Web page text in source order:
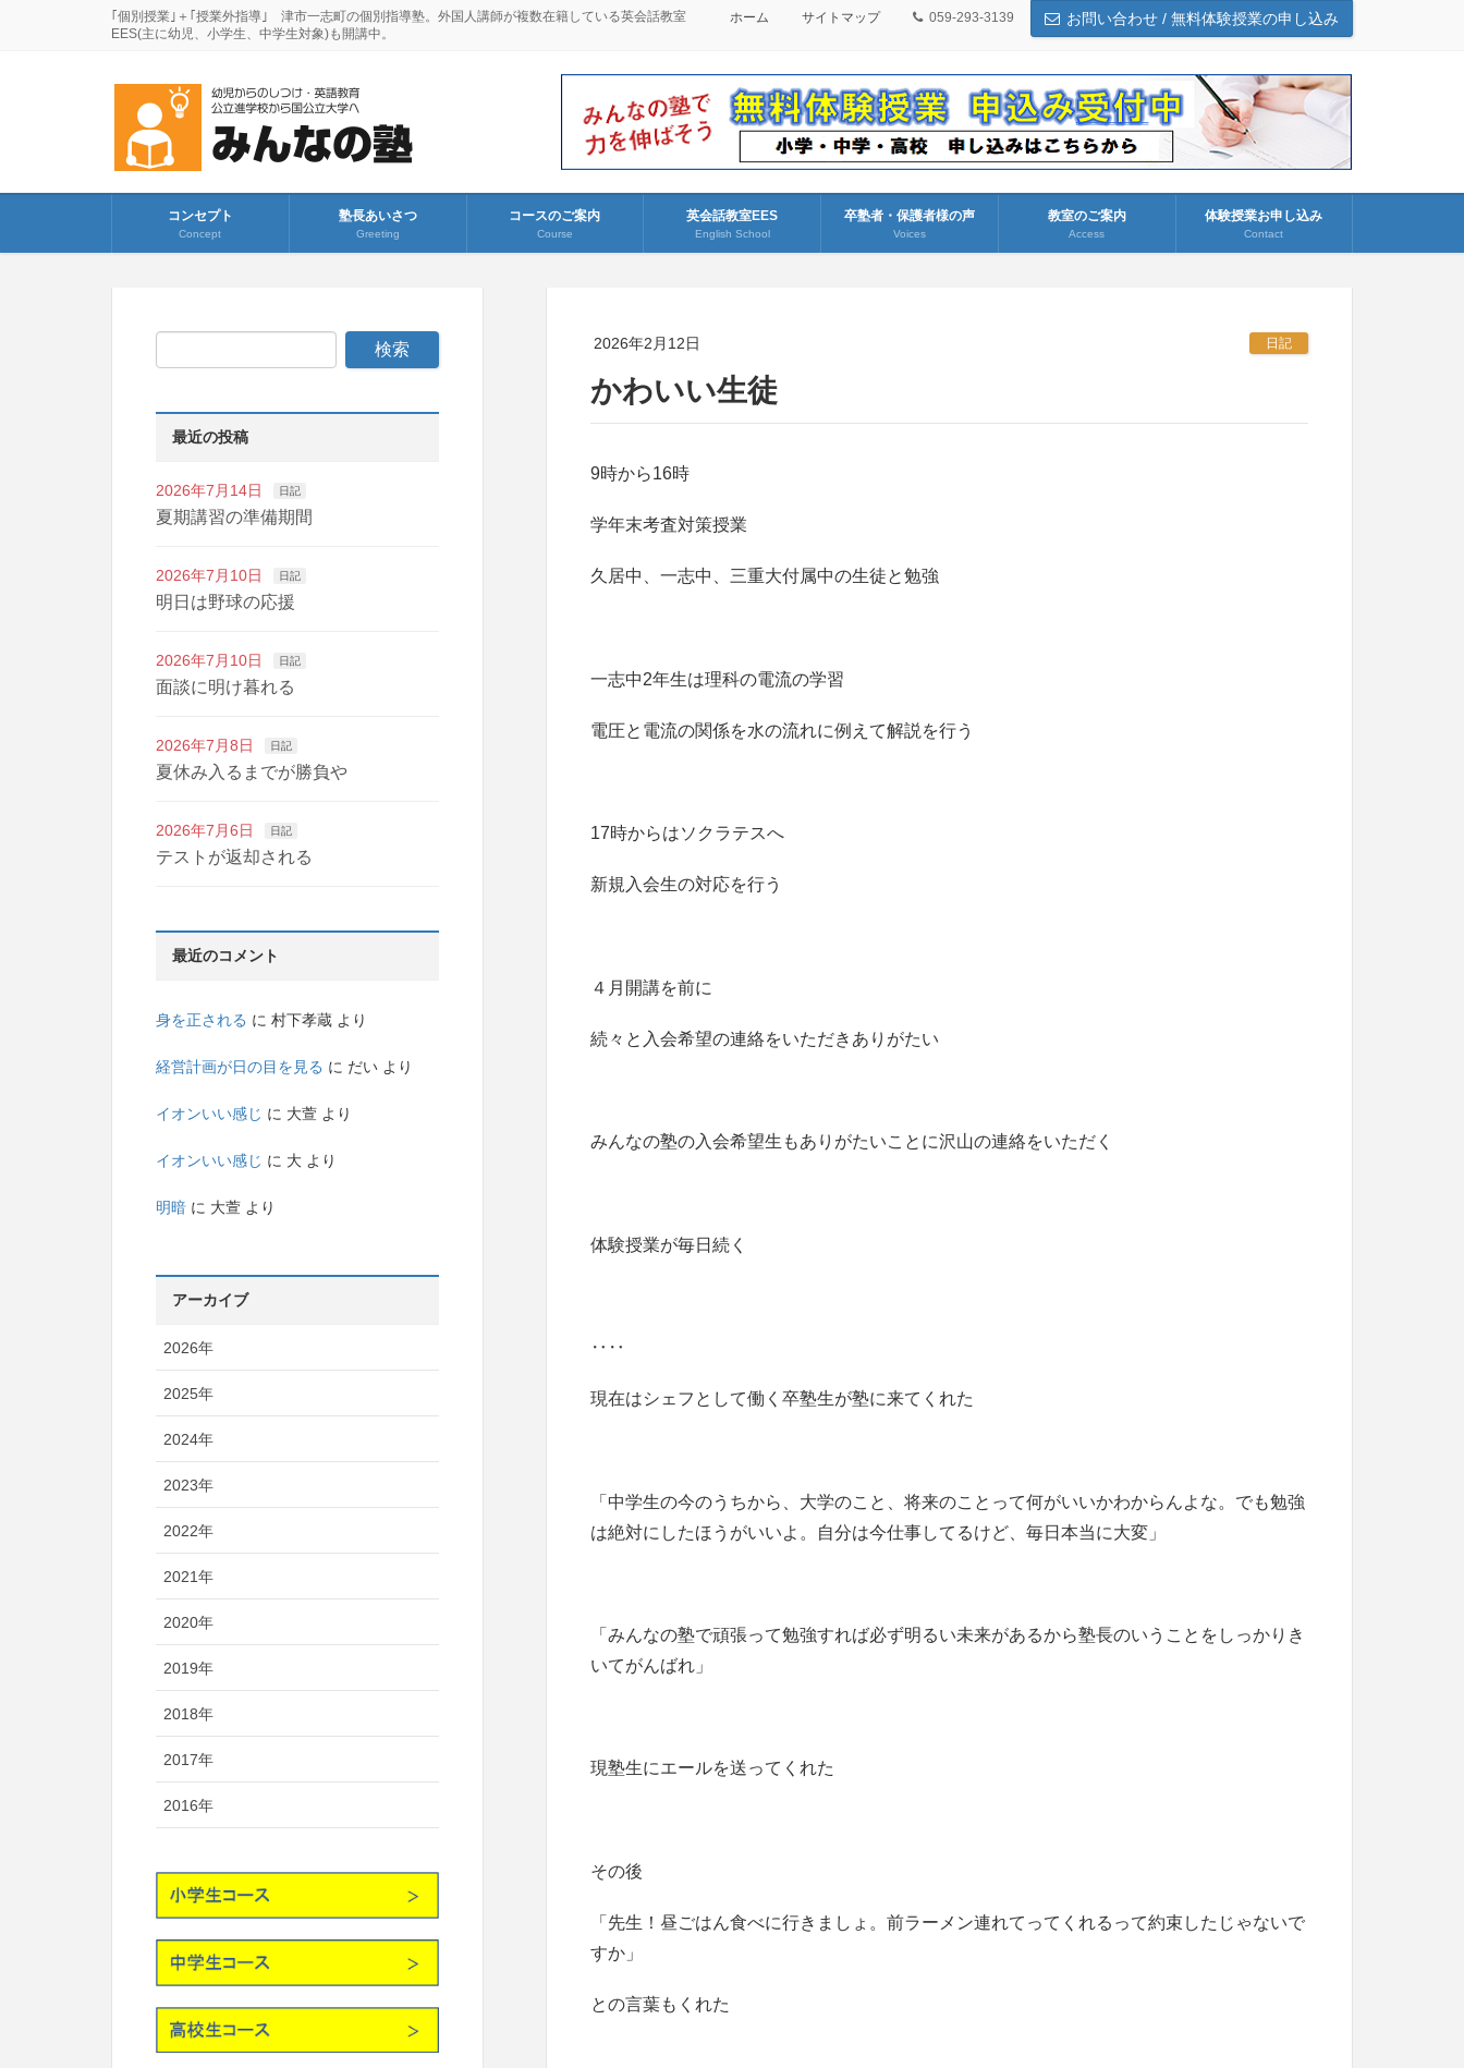
｢個別授業｣＋｢授業外指導｣ 津市一志町の個別指導塾。外国人講師が複数在籍している英会話教室
EES(主に幼児、小学生、中学生対象)も開講中。
ホーム サイトマップ 059-293-3139 お問い合わせ / 無料体験授業の申し込み
コンセプト
Concept
塾長あいさつ
Greeting
コースのご案内
Course
英会話教室EES
English School
卒塾者・保護者様の声
Voices
教室のご案内
Access
体験授業お申し込み
Contact
2026年2月12日 日記
かわいい生徒
9時から16時
学年末考査対策授業
久居中、一志中、三重大付属中の生徒と勉強
一志中2年生は理科の電流の学習
電圧と電流の関係を水の流れに例えて解説を行う
17時からはソクラテスへ
新規入会生の対応を行う
４月開講を前に
続々と入会希望の連絡をいただきありがたい
みんなの塾の入会希望生もありがたいことに沢山の連絡をいただく
体験授業が毎日続く
‥‥
現在はシェフとして働く卒塾生が塾に来てくれた
「中学生の今のうちから、大学のこと、将来のことって何がいいかわからんよな。でも勉強
は絶対にしたほうがいいよ。自分は今仕事してるけど、毎日本当に大変」
「みんなの塾で頑張って勉強すれば必ず明るい未来があるから塾長のいうことをしっかりき
いてがんばれ」
現塾生にエールを送ってくれた
その後
「先生！昼ごはん食べに行きましょ。前ラーメン連れてってくれるって約束したじゃないで
すか」
との言葉もくれた
最近の投稿
2026年7月14日 日記
夏期講習の準備期間
2026年7月10日 日記
明日は野球の応援
2026年7月10日 日記
面談に明け暮れる
2026年7月8日 日記
夏休み入るまでが勝負や
2026年7月6日 日記
テストが返却される
最近のコメント
身を正される に 村下孝蔵 より
経営計画が日の目を見る に だい より
イオンいい感じ に 大萱 より
イオンいい感じ に 大 より
明暗 に 大萱 より
アーカイブ
2026年
2025年
2024年
2023年
2022年
2021年
2020年
2019年
2018年
2017年
2016年